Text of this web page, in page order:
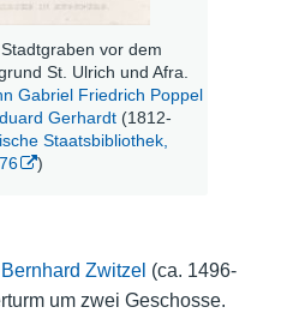
vor dem
St. Ulrich und Afra.
Gabriel Friedrich Poppel
Gerhardt(1812-
Staatsbibliothek,
)
Bernhard Zwitzel (ca. 1496-
um zwei Geschosse.